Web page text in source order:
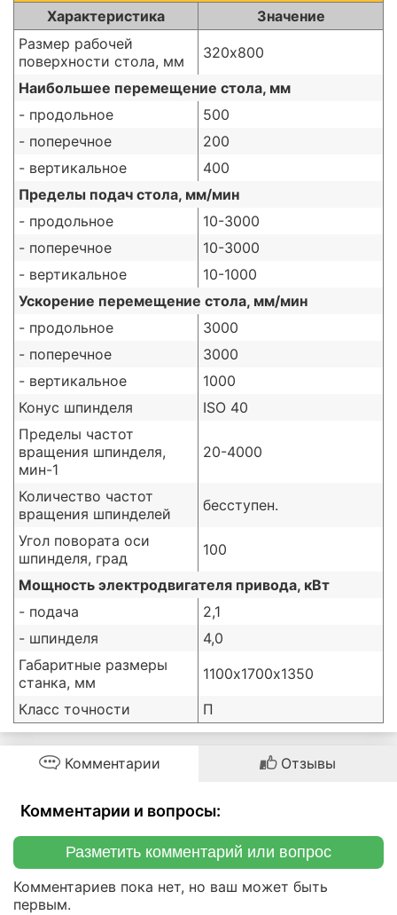
Характеристика
Значение
Размер рабочей
поверхности стола, мм
320х800
Наибольшее перемещение стола, мм
- продольное
500
- поперечное
200
- вертикальное
400
Пределы подач стола, мм/мин
- продольное
10-3000
- поперечное
10-3000
- вертикальное
10-1000
Ускорение перемещение стола, мм/мин
- продольное
3000
- поперечное
3000
- вертикальное
1000
Конус шпинделя
ISO 40
Пределы частот
вращения шпинделя,
мин-1
20-4000
Количество частот
вращения шпинделей
бесступен.
Угол повората оси
шпинделя, град
100
Мощность электродвигателя привода, кВт
- подача
2,1
- шпинделя
4,0
Габаритные размеры
станка, мм
1100х1700х1350
Класс точности
П
Комментарии Отзывы
Комментарии и вопросы:
Разметить комментарий или вопрос
Комментариев пока нет, но ваш может быть
первым.